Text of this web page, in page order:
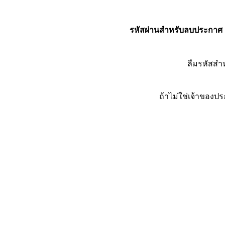
รหัสผ่านสำหรับลบประกาศ
ลืมรหัสส
ถ้าไม่ใช่เจ้าของป